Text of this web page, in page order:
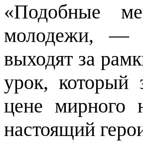
«Подобные
молодежи, —
выходят за
урок, который
цене мирного
настоящий